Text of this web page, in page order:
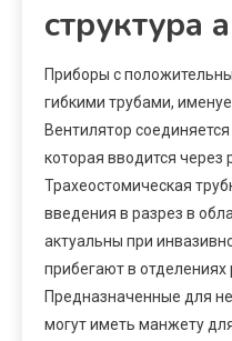
структура
Приборы с
гибкими трубами,
Вентилятор
которая вводится через
Трахеостомическая
введения в разрез в
актуальны при
прибегают в отделениях
Предназначенные для
могут иметь манжету